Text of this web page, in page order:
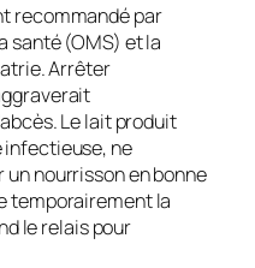
recommandé par
santé (OMS) et la
Arrêter
Le lait produit
infectieuse, ne
un nourrisson en bonne
temporairement la
le relais pour